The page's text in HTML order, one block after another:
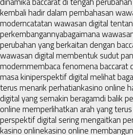
kembali hadir dalam pembahasan
moderncatatan wawasan digital
perkembangannyabagaimana
perubahan yang berkaitan dengan
wawasan digital membentuk sudut
modernmembaca fenomena baccarat
masa kiniperspektif digital melihat
terus menarik perhatiankasino online
digital yang semakin beragamdi balik
online memperlihatkan arah yang
perspektif digital sering mengaitkan
kasino onlinekasino online